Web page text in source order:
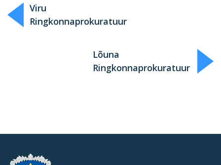
Viru
Ringkonnaprokuratuur
Lõuna
Ringkonnaprokuratuur